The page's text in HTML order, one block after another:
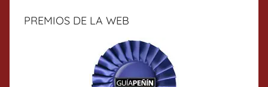
PREMIOS DE LA WEB